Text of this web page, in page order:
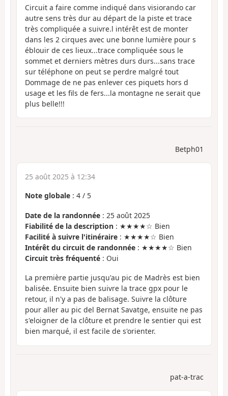
Circuit a faire comme indiqué dans visiorando car
autre sens très dur au départ de la piste et trace
très compliquée a suivre.l intérêt est de monter
dans les 2 cirques avec une bonne lumière pour s
éblouir de ces lieux...trace compliquée sous le
sommet et derniers mètres durs durs...sans trace
sur téléphone on peut se perdre malgré tout
Dommage de ne pas enlever ces piquets hors d
usage et les fils de fers...la montagne ne serait que
plus belle!!!
Betph01
25 août 2025 à 12:34
Note globale : 4 / 5
Date de la randonnée : 25 août 2025
Fiabilité de la description : ★★★★☆ Bien
Facilité à suivre l'itinéraire : ★★★★☆ Bien
Intérêt du circuit de randonnée : ★★★★☆ Bien
Circuit très fréquenté : Oui
La première partie jusqu'au pic de Madrès est bien
balisée. Ensuite bien suivre la trace gpx pour le
retour, il n'y a pas de balisage. Suivre la clôture
pour aller au pic del Bernat Savatge, ensuite ne pas
s'eloigner de la clôture et prendre le sentier qui est
bien marqué, il est facile de s'orienter.
pat-a-trac